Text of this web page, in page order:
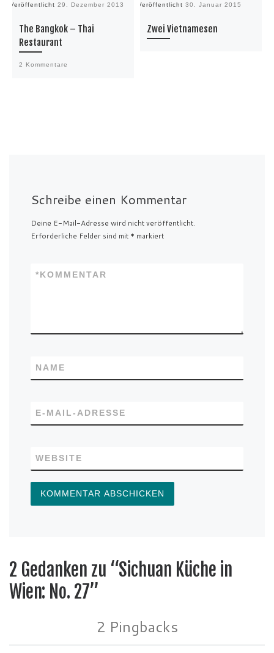
Veröffentlicht 29. Dezember 2013
The Bangkok – Thai
Restaurant
2 Kommentare
Veröffentlicht 30. Januar 2015
Zwei Vietnamesen
Schreibe einen Kommentar
Deine E-Mail-Adresse wird nicht veröffentlicht.
Erforderliche Felder sind mit * markiert
KOMMENTAR
*
NAME
E-MAIL-ADRESSE
WEBSITE
2 Gedanken zu “Sichuan Küche in
Wien: No. 27”
2 Pingbacks